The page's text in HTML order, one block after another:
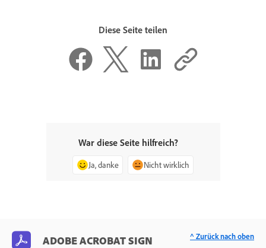
Diese Seite teilen
War diese Seite hilfreich?
Ja, danke Nicht wirklich
ADOBE ACROBAT SIGN ^ Zurück nach oben